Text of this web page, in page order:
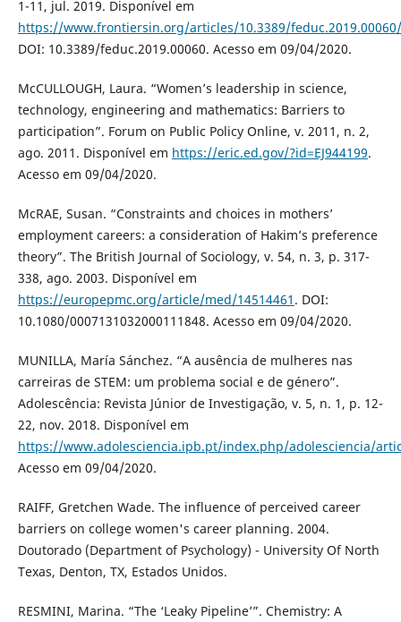
1-11, jul. 2019. Disponível em
https://www.frontiersin.org/articles/10.3389/
DOI: 10.3389/feduc.2019.00060. Acesso em 09/04/2020.
McCULLOUGH, Laura. “Women’s leadership in science,
technology, engineering and mathematics: Barriers to
participation”. Forum on Public Policy Online, v. 2011, n. 2,
ago. 2011. Disponível em https://eric.ed.gov/?id=EJ944199.
Acesso em 09/04/2020.
McRAE, Susan. “Constraints and choices in mothers’
employment careers: a consideration of Hakim’s preference
theory”. The British Journal of Sociology, v. 54, n. 3, p. 317-
338, ago. 2003. Disponível em
https://europepmc.org/article/med/14514461 . DOI:
10.1080/0007131032000111848. Acesso em 09/04/2020.
MUNILLA, María Sánchez. “A ausência de mulheres nas
carreiras de STEM: um problema social e de género”.
Adolescência: Revista Júnior de Investigação, v. 5, n. 1, p. 12-
22, nov. 2018. Disponível em
https://www.adolesciencia.ipb.pt/index.php/adolesciencia/
Acesso em 09/04/2020.
RAIFF, Gretchen Wade. The influence of perceived career
barriers on college women's career planning. 2004.
Doutorado (Department of Psychology) - University Of North
Texas, Denton, TX, Estados Unidos.
RESMINI, Marina. “The ‘Leaky Pipeline’”. Chemistry: A